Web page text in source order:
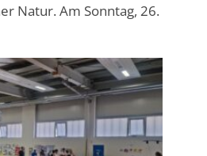
Natur. Am Sonntag, 26.